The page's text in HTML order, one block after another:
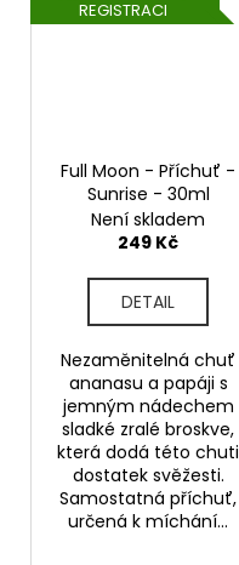
REGISTRACI
Full Moon - Příchuť -
Sunrise - 30ml
Není skladem
249 Kč
DETAIL
Nezaměnitelná chuť
ananasu a papáji s
jemným nádechem
sladké zralé broskve,
která dodá této chuti
dostatek svěžesti.
Samostatná příchuť,
určená k míchání...